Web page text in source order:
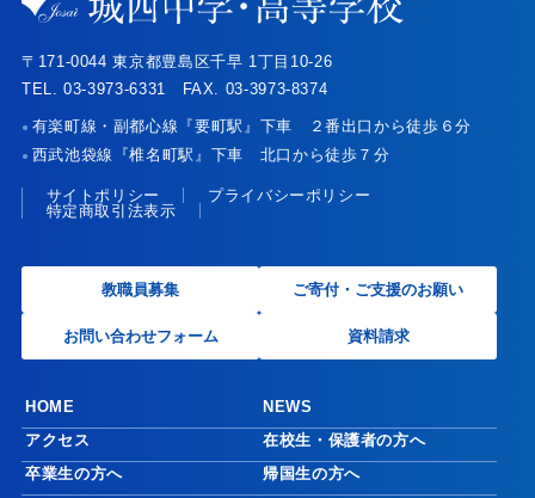
〒171-0044 東京都豊島区千早 1丁目10-26
TEL. 03-3973-6331 FAX. 03-3973-8374
● 有楽町線・副都心線『要町駅』下車 ２番出口から徒歩６分
● 西武池袋線『椎名町駅』下車 北口から徒歩７分
サイトポリシー
プライバシーポリシー
特定商取引法表示
教職員募集 ご寄付・ご支援のお願い
お問い合わせフォーム 資料請求
HOME
NEWS
アクセス
在校生・保護者の方へ
卒業生の方へ
帰国生の方へ